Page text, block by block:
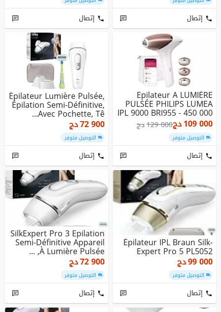
إتصال إتصال
Epilateur A LUMIÈRE
PULSÉE PHILIPS LUMEA
IPL 9000 BRI955 - 450 000
Fla...
109 000دج129 000دج
التوصيل متوفر
إتصال
Épilateur Lumière Pulsée,
Épilation Semi-Définitive,
Avec Pochette, Tê...
72 900دج
التوصيل متوفر
إتصال
Épilateur IPL Braun Silk-
Expert Pro 5 PL5052
99 000دج
التوصيل متوفر
إتصال
SilkExpert Pro 3 Epilation
Semi-Définitive Appareil
À Lumière Pulsée, ...
72 900دج
التوصيل متوفر
إتصال